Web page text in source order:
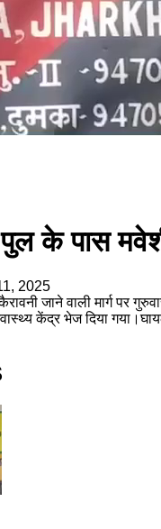
पुल के पास
2025
कैरावनी जाने वाली मार्ग
केंद्र भेज दिया